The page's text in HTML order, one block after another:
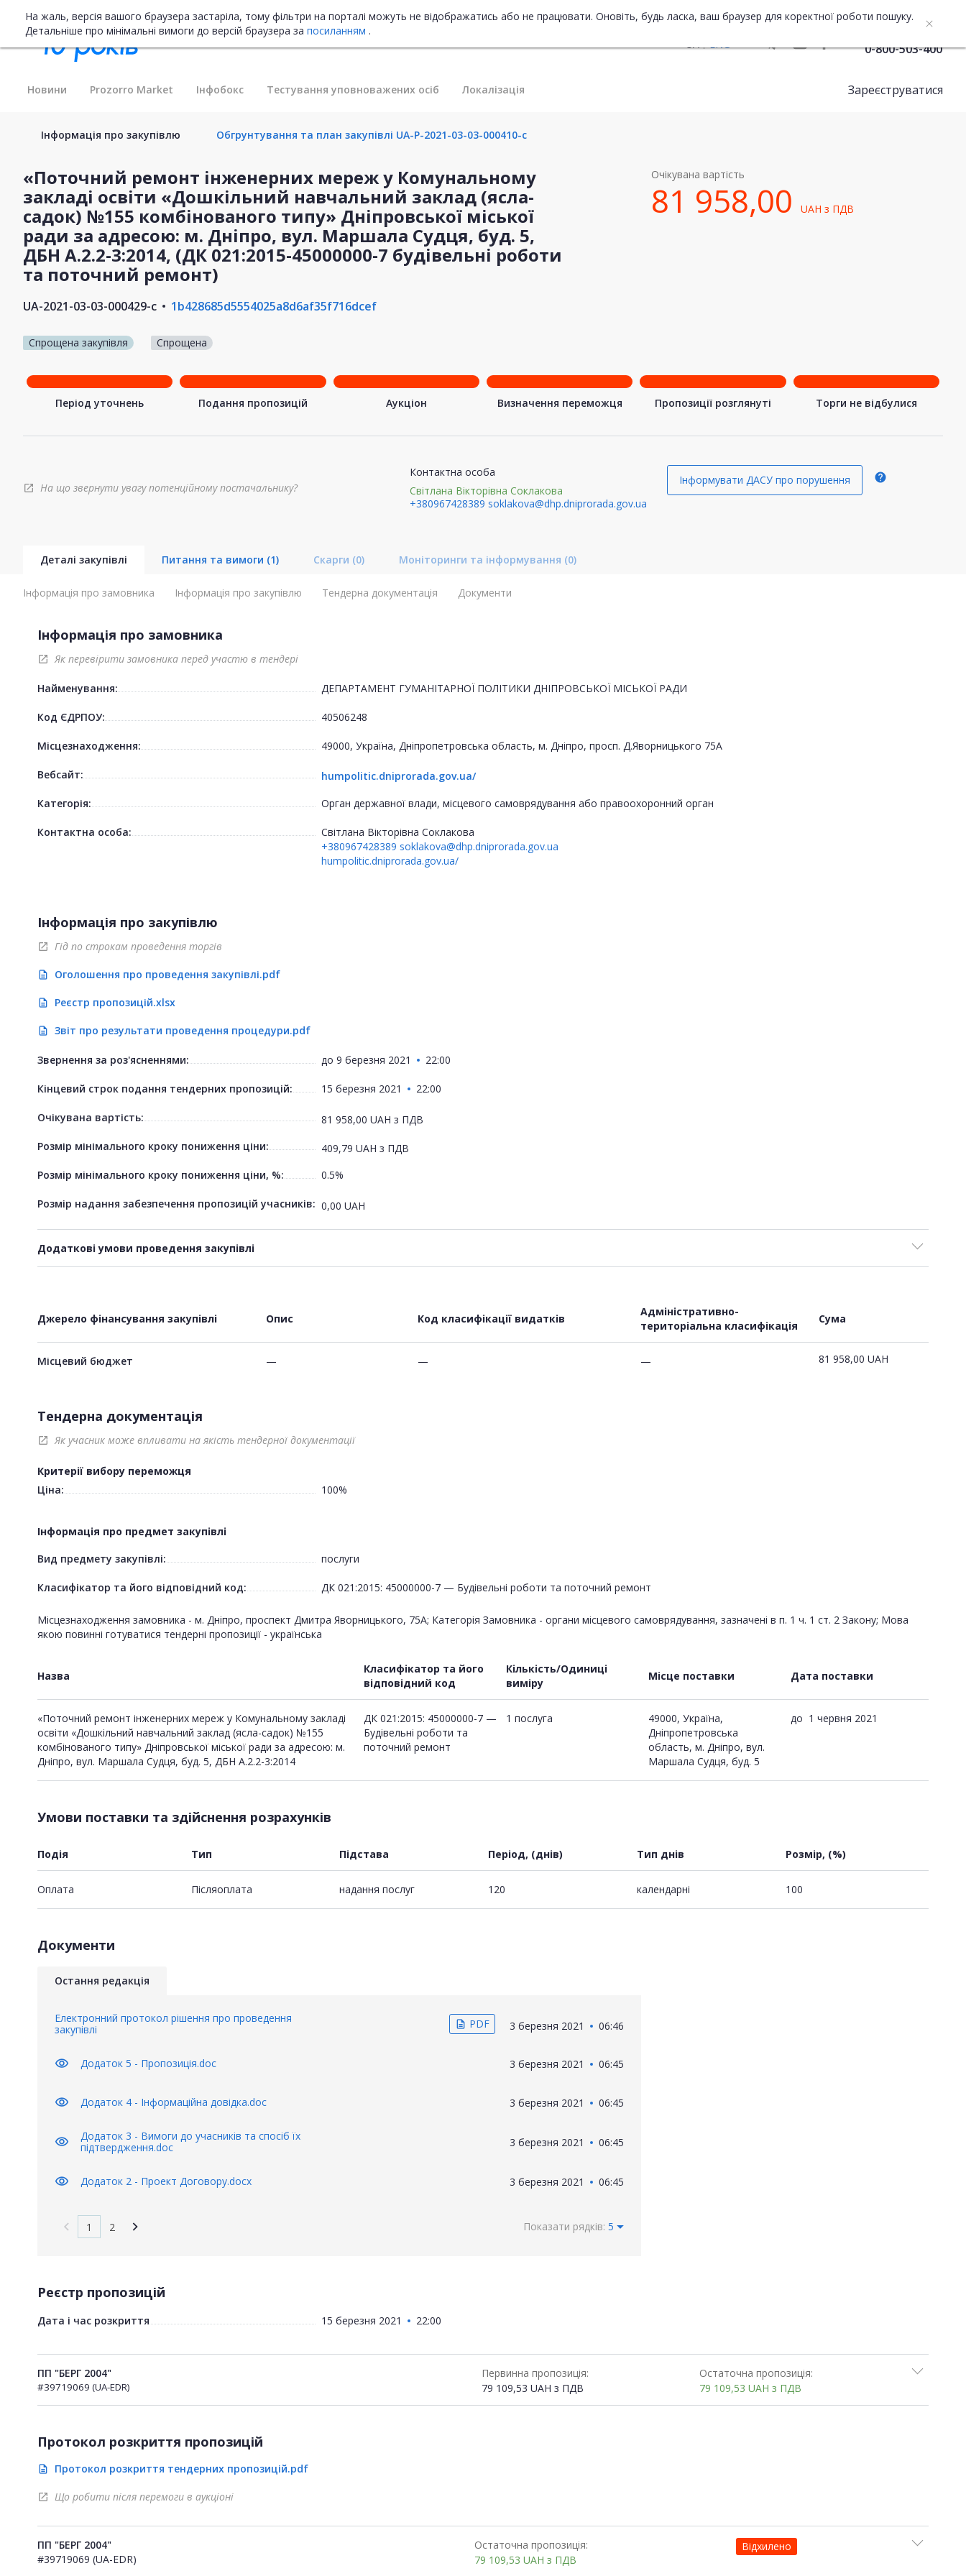
На жаль, версія вашого браузера застаріла, тому фільтри на порталі можуть не відображатись або не працювати. Оновіть, будь ласка, ваш браузер для коректної роботи пошуку.
Детальніше про мінімальні вимоги до версій браузера за посиланням .
UA
ENG 0-800-503-400
Новини Prozorro Market Інфобокс Тестування уповноважених осіб Локалізація Зареєструватися
Інформація про закупівлю Обгрунтування та план закупівлі UA-P-2021-03-03-000410-c
«Поточний ремонт інженерних мереж у Комунальному
закладі освіти «Дошкільний навчальний заклад (ясла-
садок) №155 комбінованого типу» Дніпровської міської
ради за адресою: м. Дніпро, вул. Маршала Судця, буд. 5,
ДБН А.2.2-3:2014, (ДК 021:2015-45000000-7 будівельні роботи
та поточний ремонт)
UA-2021-03-03-000429-c 1b428685d5554025a8d6af35f716dcef
Спрощена закупівля Спрощена
Очікувана вартість
81 958,00UAHз ПДВ
Період уточнень Подання пропозицій Аукціон Визначення переможця Пропозиції розглянуті Торги не відбулися
open_in_new На що звернути увагу потенційному постачальнику?
Контактна особа
Світлана Вікторівна Соклакова
+380967428389 soklakova@dhp.dniprorada.gov.ua
Інформувати ДАСУ про порушення help
Деталі закупівлі Питання та вимоги (1) Скарги (0) Моніторинги та інформування (0)
Інформація про замовника Інформація про закупівлю Тендерна документація Документи
Інформація про замовника
open_in_new Як перевірити замовника перед участю в тендері
Найменування: ДЕПАРТАМЕНТ ГУМАНІТАРНОЇ ПОЛІТИКИ ДНІПРОВСЬКОЇ МІСЬКОЇ РАДИ
Код ЄДРПОУ: 40506248
Місцезнаходження: 49000, Україна, Дніпропетровська область, м. Дніпро, просп. Д.Яворницького 75А
Вебсайт:
humpolitic.dniprorada.gov.ua/
Категорія:
Орган державної влади, місцевого самоврядування або правоохоронний орган
Контактна особа:
Світлана Вікторівна Соклакова
+380967428389 soklakova@dhp.dniprorada.gov.ua
humpolitic.dniprorada.gov.ua/
Інформація про закупівлю
open_in_new Гід по строкам проведення торгів
description Оголошення про проведення закупівлі.pdf
description Реєстр пропозицій.xlsx
description Звіт про результати проведення процедури.pdf
Звернення за роз'ясненнями: до 9 березня 2021 22:00
Кінцевий строк подання тендерних пропозицій: 15 березня 2021 22:00
Очікувана вартість: 81 958,00 UAH з ПДВ
Розмір мінімального кроку пониження ціни:
409,79 UAH з ПДВ
Розмір мінімального кроку пониження ціни, %:
0.5%
Розмір надання забезпечення пропозицій учасників: 0,00 UAH
Додаткові умови проведення закупівлі
Джерело фінансування закупівлі Опис Код класифікації видатків
Адміністративно-
територіальна класифікація
Сума
Місцевий бюджет — — — 81 958,00 UAH
Тендерна документація
open_in_new Як учасник може впливати на якість тендерної документації
Критерії вибору переможця
Ціна:
100%
Інформація про предмет закупівлі
Вид предмету закупівлі:
послуги
Класифікатор та його відповідний код: ДК 021:2015: 45000000-7 — Будівельні роботи та поточний ремонт
Місцезнаходження замовника - м. Дніпро, проспект Дмитра Яворницького, 75А; Категорія Замовника - органи місцевого самоврядування, зазначені в п. 1 ч. 1 ст. 2 Закону; Мова
якою повинні готуватися тендерні пропозиції - українська
Назва
Класифікатор та його
відповідний код
Кількість/Одиниці
виміру
Місце поставки Дата поставки
«Поточний ремонт інженерних мереж у Комунальному закладі
освіти «Дошкільний навчальний заклад (ясла-садок) №155
комбінованого типу» Дніпровської міської ради за адресою: м.
Дніпро, вул. Маршала Судця, буд. 5, ДБН А.2.2-3:2014
ДК 021:2015: 45000000-7 —
Будівельні роботи та
поточний ремонт
1 послуга
49000, Україна,
Дніпропетровська
область, м. Дніпро, вул.
Маршала Судця, буд. 5
до 1 червня 2021
Умови поставки та здійснення розрахунків
Подія Тип Підстава Період, (днів) Тип днів Розмір, (%)
Оплата Пiсляоплата надання послуг 120 календарні 100
Документи
Остання редакція
Електронний протокол рішення про проведення
закупівлі
description PDF 3 березня 2021 06:46
visibility Додаток 5 - Пропозиція.doc 3 березня 2021 06:45
visibility Додаток 4 - Інформаційна довідка.doc 3 березня 2021 06:45
visibility
Додаток 3 - Вимоги до учасників та спосіб їх
підтвердження.doc
3 березня 2021 06:45
visibility Додаток 2 - Проект Договору.docx 3 березня 2021 06:45
1 2 Показати рядків: 5
Реєстр пропозицій
Дата і час розкриття 15 березня 2021 22:00
ПП "БЕРГ 2004"
#39719069 (UA-EDR)
Первинна пропозиція:
79 109,53 UAH з ПДВ
Остаточна пропозиція:
79 109,53UAHз ПДВ
Протокол розкриття пропозицій
description Протокол розкриття тендерних пропозицій.pdf
open_in_new Що робити після перемоги в аукціоні
ПП "БЕРГ 2004"
#39719069 (UA-EDR)
Остаточна пропозиція:
79 109,53 UAH з ПДВ
Відхилено